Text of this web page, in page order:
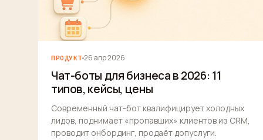
ПРОДУКТ 26 апр 2026
Чат-боты для бизнеса в 2026: 11
типов, кейсы, цены
Современный чат-бот квалифицирует холодных
лидов, поднимает «пропавших» клиентов из CRM,
проводит онбординг, продаёт допуслуги.